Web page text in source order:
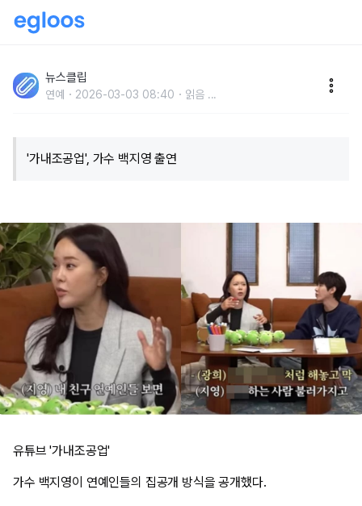
'연예인 집 공개' 놀라운 비밀
뉴스클립
연예 2026-03-03 08:40 읽음 ...
​'가내조공업', 가수 백지영 출연
유튜브 '가내조공업'
가수 백지영이 연예인들의 집공개 방식을 공개했다.